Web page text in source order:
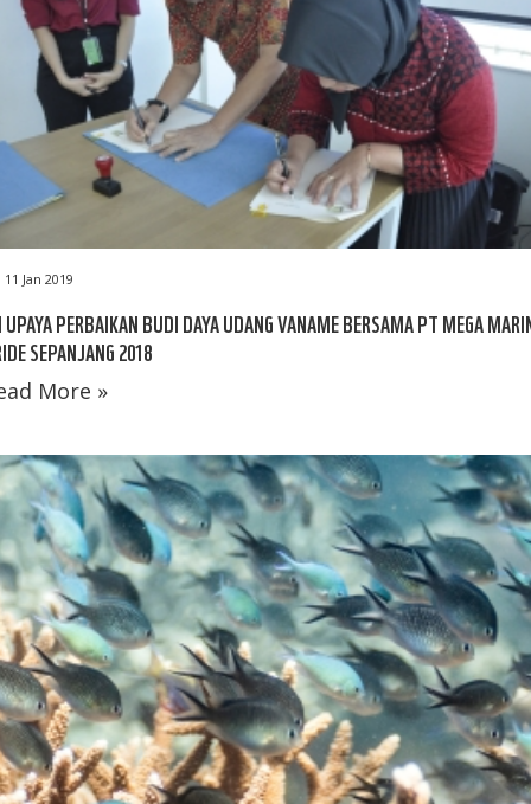
11 Jan 2019
PERBAIKAN BUDI DAYA UDANG VANAME BERSAMA PT MEGA
SEPANJANG 2018
More »